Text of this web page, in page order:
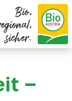
Bio,
sicher.
–